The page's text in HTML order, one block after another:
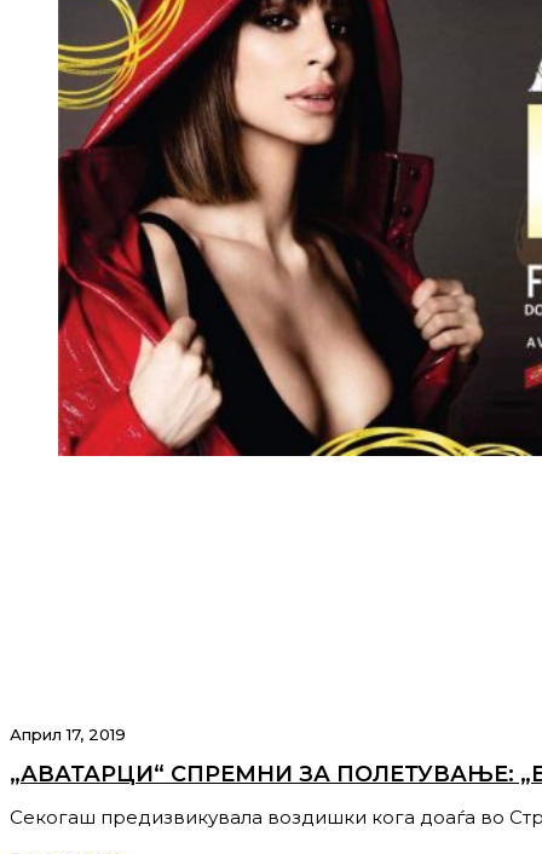
Април 17, 2019
„АВАТАРЦИ“ СПРЕМНИ ЗА ПОЛЕТУВАЊЕ:
Секогаш предизвикувала воздишки кога доаѓа во